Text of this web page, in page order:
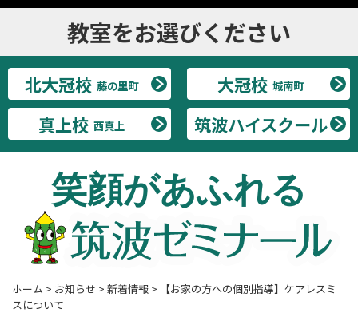
教室をお選びください
北大冠校 藤の里町 大冠校 城南町
真上校 西真上 筑波ハイスクール
笑顔があふれる
ホーム > お知らせ > 新着情報 >
【お家の方への個別指導】ケアレスミ
スについて